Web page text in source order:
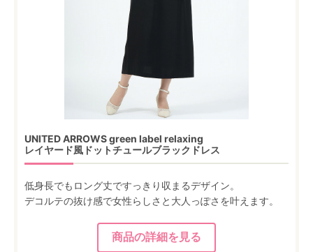
UNITED ARROWS green label relaxing
レイヤード風ドットチュールブラックドレス
低身長でもロング丈ですっきり収まるデザイン。
デコルテの抜け感で女性らしさと大人っぽさを叶えます。